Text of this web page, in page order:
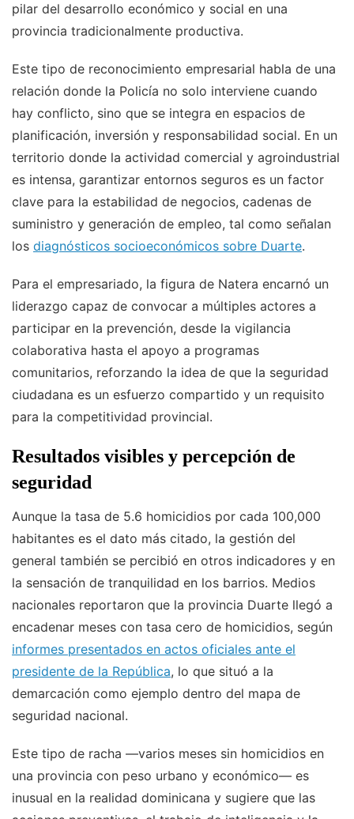
pilar del desarrollo económico y social en una
provincia tradicionalmente productiva.
Este tipo de reconocimiento empresarial habla de una
relación donde la Policía no solo interviene cuando
hay conflicto, sino que se integra en espacios de
planificación, inversión y responsabilidad social. En un
territorio donde la actividad comercial y agroindustrial
es intensa, garantizar entornos seguros es un factor
clave para la estabilidad de negocios, cadenas de
suministro y generación de empleo, tal como señalan
los diagnósticos socioeconómicos sobre Duarte.
Para el empresariado, la figura de Natera encarnó un
liderazgo capaz de convocar a múltiples actores a
participar en la prevención, desde la vigilancia
colaborativa hasta el apoyo a programas
comunitarios, reforzando la idea de que la seguridad
ciudadana es un esfuerzo compartido y un requisito
para la competitividad provincial.
Resultados visibles y percepción de
seguridad
Aunque la tasa de 5.6 homicidios por cada 100,000
habitantes es el dato más citado, la gestión del
general también se percibió en otros indicadores y en
la sensación de tranquilidad en los barrios. Medios
nacionales reportaron que la provincia Duarte llegó a
encadenar meses con tasa cero de homicidios, según
informes presentados en actos oficiales ante el
presidente de la República, lo que situó a la
demarcación como ejemplo dentro del mapa de
seguridad nacional.
Este tipo de racha —varios meses sin homicidios en
una provincia con peso urbano y económico— es
inusual en la realidad dominicana y sugiere que las